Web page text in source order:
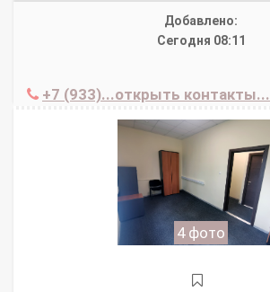
Добавлено:
Сегодня 08:11
+7 (933)...открыть контакты...
4 фото